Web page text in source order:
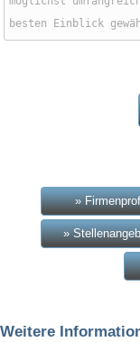
»
»
Weitere